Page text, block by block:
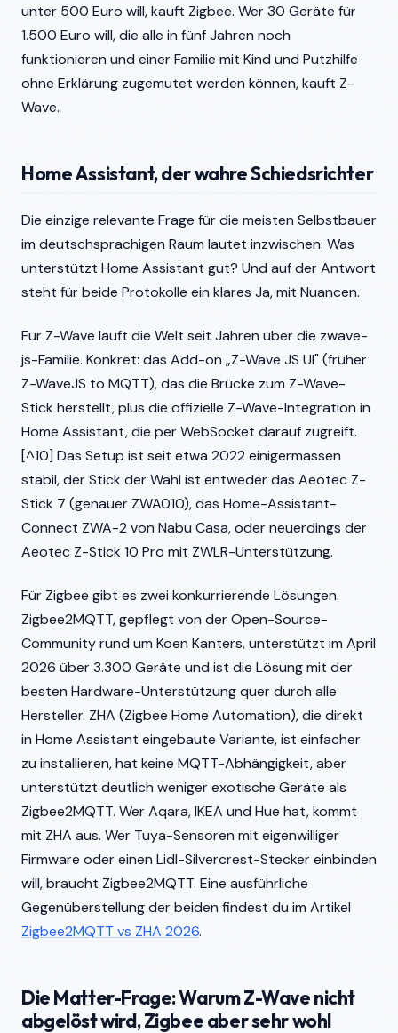
unter 500 Euro will, kauft Zigbee. Wer 30 Geräte für
1.500 Euro will, die alle in fünf Jahren noch
funktionieren und einer Familie mit Kind und Putzhilfe
ohne Erklärung zugemutet werden können, kauft Z-
Wave.
Home Assistant, der wahre Schiedsrichter
Die einzige relevante Frage für die meisten Selbstbauer
im deutschsprachigen Raum lautet inzwischen: Was
unterstützt Home Assistant gut? Und auf der Antwort
steht für beide Protokolle ein klares Ja, mit Nuancen.
Für Z-Wave läuft die Welt seit Jahren über die zwave-
js-Familie. Konkret: das Add-on „Z-Wave JS UI" (früher
Z-WaveJS to MQTT), das die Brücke zum Z-Wave-
Stick herstellt, plus die offizielle Z-Wave-Integration in
Home Assistant, die per WebSocket darauf zugreift.
[^10] Das Setup ist seit etwa 2022 einigermassen
stabil, der Stick der Wahl ist entweder das Aeotec Z-
Stick 7 (genauer ZWA010), das Home-Assistant-
Connect ZWA-2 von Nabu Casa, oder neuerdings der
Aeotec Z-Stick 10 Pro mit ZWLR-Unterstützung.
Für Zigbee gibt es zwei konkurrierende Lösungen.
Zigbee2MQTT, gepflegt von der Open-Source-
Community rund um Koen Kanters, unterstützt im April
2026 über 3.300 Geräte und ist die Lösung mit der
besten Hardware-Unterstützung quer durch alle
Hersteller. ZHA (Zigbee Home Automation), die direkt
in Home Assistant eingebaute Variante, ist einfacher
zu installieren, hat keine MQTT-Abhängigkeit, aber
unterstützt deutlich weniger exotische Geräte als
Zigbee2MQTT. Wer Aqara, IKEA und Hue hat, kommt
mit ZHA aus. Wer Tuya-Sensoren mit eigenwilliger
Firmware oder einen Lidl-Silvercrest-Stecker einbinden
will, braucht Zigbee2MQTT. Eine ausführliche
Gegenüberstellung der beiden findest du im Artikel
Zigbee2MQTT vs ZHA 2026.
Die Matter-Frage: Warum Z-Wave nicht
abgelöst wird, Zigbee aber sehr wohl